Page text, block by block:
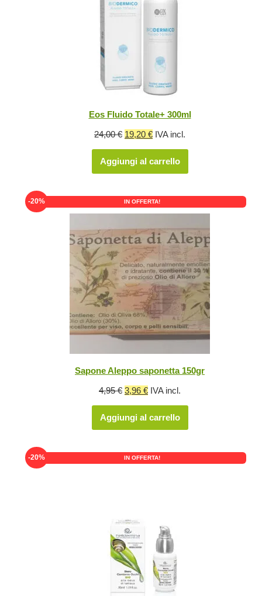
Eos Fluido Totale+ 300ml
24,00€ Il
prezzo
originale
24,00 €.
19,20 €Il
prezzo
attuale
19,20 €.
IVA incl.
Aggiungi al carrello
IN OFFERTA!
-20%
Sapone Aleppo saponetta 150gr
4,95€ Il
prezzo
originale
4,95 €.
3,96 €Il
prezzo
attuale
3,96 €.
IVA incl.
Aggiungi al carrello
IN OFFERTA!
-20%